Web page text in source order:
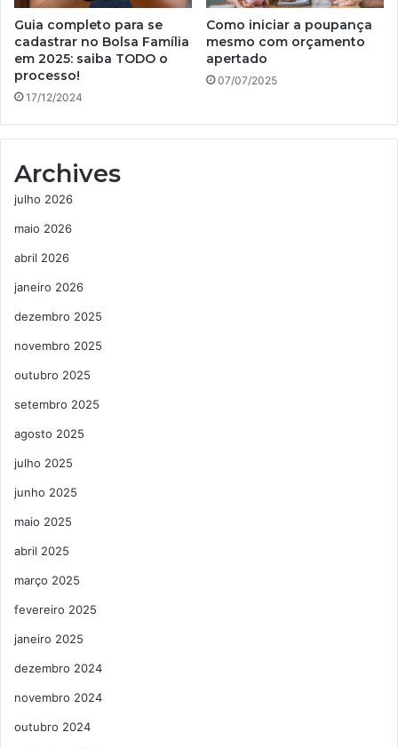
Guia completo para se
cadastrar no Bolsa Família
em 2025: saiba TODO o
processo!
17/12/2024
Como iniciar a poupança
mesmo com orçamento
apertado
07/07/2025
Archives
julho 2026
maio 2026
abril 2026
janeiro 2026
dezembro 2025
novembro 2025
outubro 2025
setembro 2025
agosto 2025
julho 2025
junho 2025
maio 2025
abril 2025
março 2025
fevereiro 2025
janeiro 2025
dezembro 2024
novembro 2024
outubro 2024